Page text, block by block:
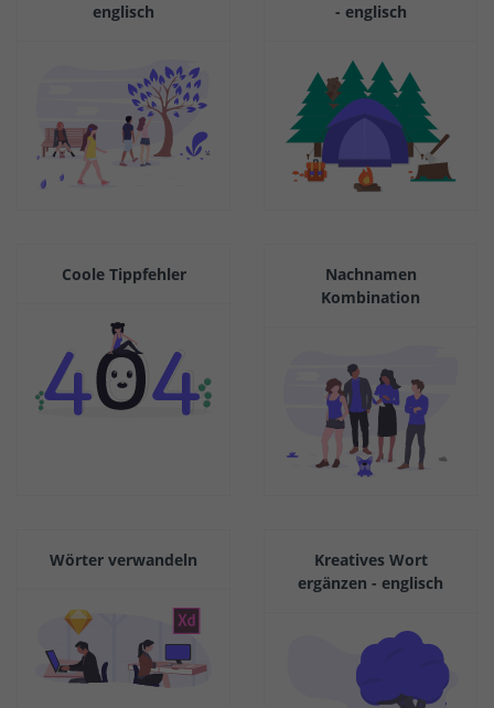
englisch
- englisch
Coole Tippfehler
Nachnamen
Kombination
Wörter verwandeln
Kreatives Wort
ergänzen - englisch